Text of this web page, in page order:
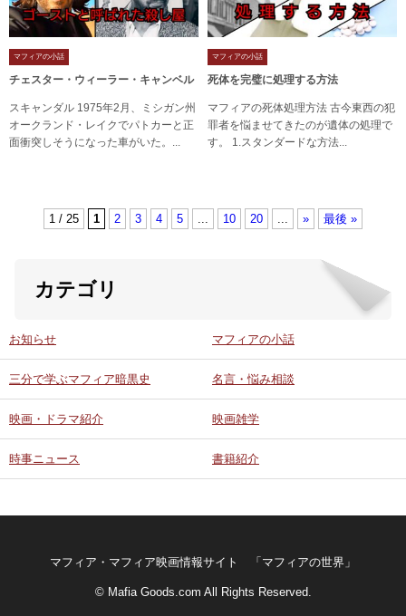
マフィアの小話
チェスター・ウィーラー・キャンベル
スキャンダル 1975年2月、ミシガン州
オークランド・レイクでパトカーと正
面衝突しそうになった車がいた。...
マフィアの小話
死体を完璧に処理する方法
マフィアの死体処理方法 古今東西の犯
罪者を悩ませてきたのが遺体の処理で
す。 1.スタンダードな方法...
1 / 25 1 2 3 4 5 ... 10 20 ... » 最後 »
カテゴリ
お知らせ マフィアの小話
三分で学ぶマフィア暗黒史 名言・悩み相談
映画・ドラマ紹介 映画雑学
時事ニュース 書籍紹介
マフィア・マフィア映画情報サイト 「マフィアの世界」
© Mafia Goods.com All Rights Reserved.